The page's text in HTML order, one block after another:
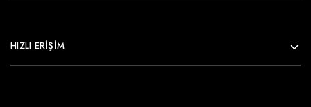
HIZLI ERİŞİM